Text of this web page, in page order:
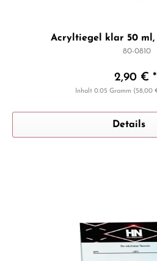
Acryltiegel klar 50 ml,
80-0810
2,90 € *
Inhalt0.05 Gramm (58,00
Details